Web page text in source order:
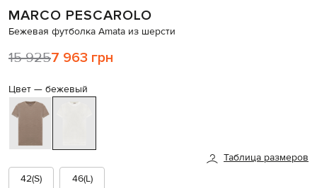
Похожие товары
MARCO PESCAROLO
Бежевая футболка Amata из шерсти
15 9257 963 грн
Цвет — бежевый
Таблица размеров
42(S)
46(L)